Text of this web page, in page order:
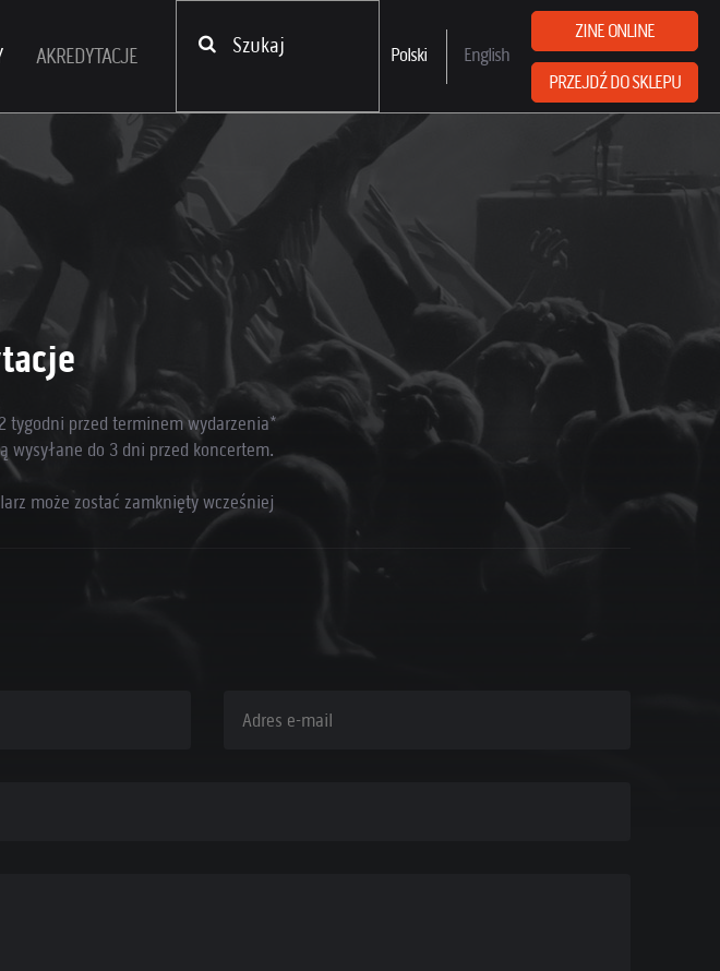
AKREDYTACJE Polski English
ZINE ONLINE
PRZEJDŹ DO SKLEPU
tygodni przed terminem wydarzenia*
wysyłane do 3 dni przed koncertem.
może zostać zamknięty wcześniej
Adres e-mail